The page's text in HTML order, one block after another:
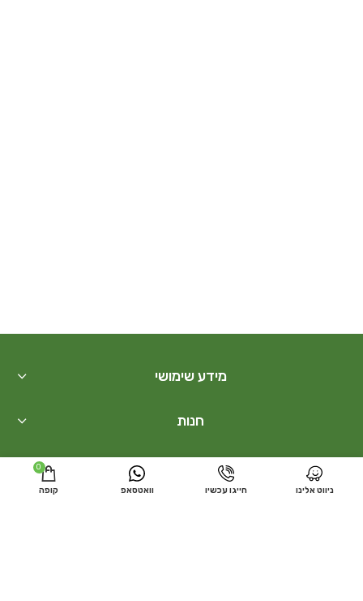
מידע שימושי
חנות
ניווט אלינו חייגו עכשיו וואטסאפ
0
קופה